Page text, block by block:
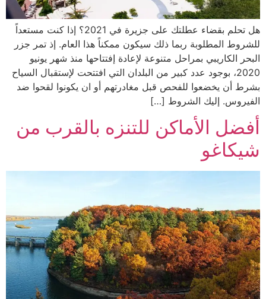
هل تحلم بقضاء عطلتك على جزيرة في 2021؟ إذا كنت مستعداً
للشروط المطلوبة ربما ذلك سيكون ممكناً هذا العام. إذ تمر جزر
البحر الكاريبي بمراحل متنوعة لإعادة إفتتاحها منذ شهر يونيو
2020، بوجود عدد كبير من البلدان التي افتتحت لإستقبال السياح
بشرط أن يخضعوا للفحص قبل مغادرتهم أو ان يكونوا لقحوا ضد
الفيروس. إليك الشروط […]
أفضل الأماكن للتنزه بالقرب من
شيكاغو